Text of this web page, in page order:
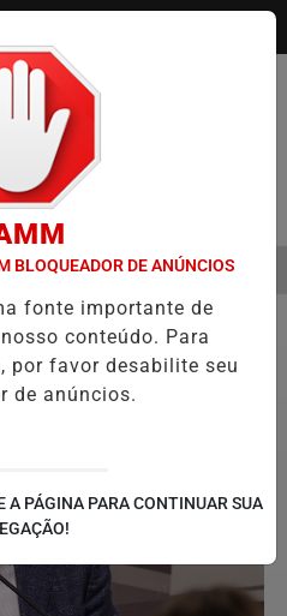
PODE COMEÇAR A SER
MENU
BLOQUEADOR DE ANÚNCIOS
fonte importante de
conteúdo. Para
por favor desabilite seu
de anúncios.
A PÁGINA PARA CONTINUAR SUA